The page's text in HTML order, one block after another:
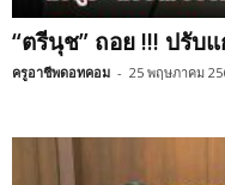
“ตรีนุช” ถอย !!! ปรับ
ครูอาชีพดอทคอม - 25 พฤษภาคม